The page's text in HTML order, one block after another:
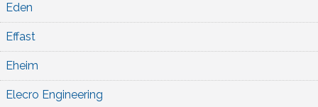
Eden
Effast
Eheim
Elecro Engineering